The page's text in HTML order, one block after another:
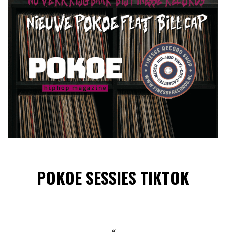
POKOE SESSIES TIKTOK